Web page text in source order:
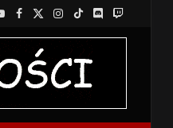
Facebook
X
(Twitter)
Instagram
TikTokDiscordTwitch